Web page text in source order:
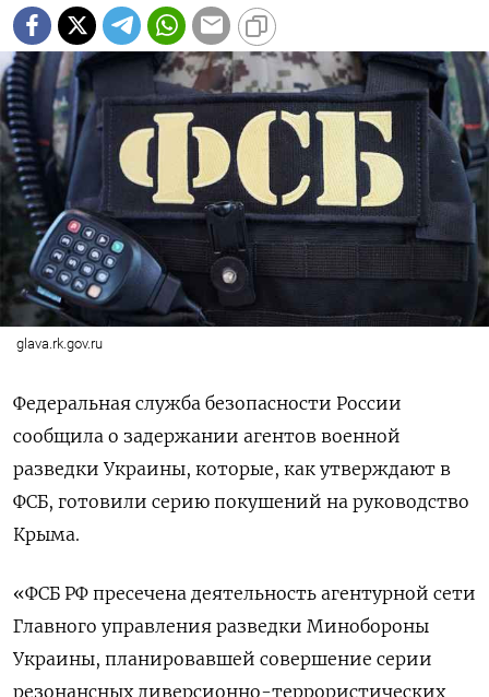
glava.rk.gov.ru
Федеральная служба безопасности России
сообщила о задержании агентов военной
разведки Украины, которые, как утверждают в
ФСБ, готовили серию покушений на руководство
Крыма.
«ФСБ РФ пресечена деятельность агентурной сети
Главного управления разведки Минобороны
Украины, планировавшей совершение серии
резонансных диверсионно-террористических